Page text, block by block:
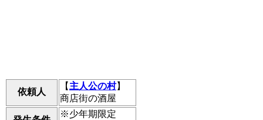
依頼人
【 主人公の村】
商店街の酒屋
※少年期限定